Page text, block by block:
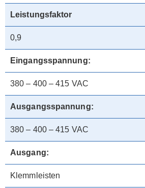
Leistungsfaktor
0,9
Eingangsspannung:
380 – 400 – 415 VAC
Ausgangsspannung:
380 – 400 – 415 VAC
Ausgang:
Klemmleisten